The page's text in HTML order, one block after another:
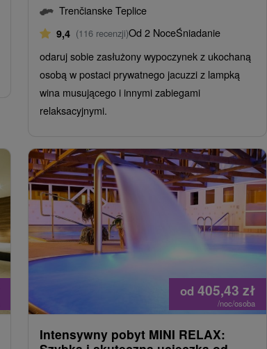
Trenčianske Teplice
9,4 (116 recenzji)Od 2 NoceŚniadanie
odaruj sobie zasłużony wypoczynek z ukochaną
osobą w postaci prywatnego jacuzzi z lampką
wina musującego i innymi zabiegami
relaksacyjnymi.
od 405,43 zł
/noc/osoba
Intensywny pobyt MINI RELAX: